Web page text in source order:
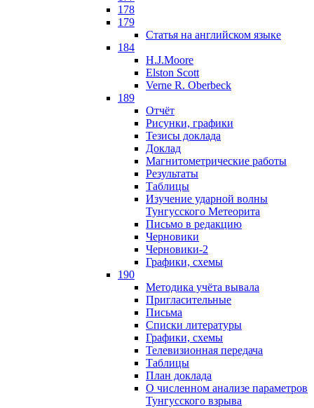
178
179
Статья на английском языке
184
H.J.Moore
Elston Scott
Verne R. Oberbeck
189
Отчёт
Рисунки, графики
Тезисы доклада
Доклад
Магнитометрические работы
Результаты
Таблицы
Изучение ударной волны
Тунгусского Метеорита
Письмо в редакцию
Черновики
Черновики-2
Графики, схемы
190
Методика учёта вывала
Пригласительные
Письма
Списки литературы
Графики, схемы
Телевизионная передача
Таблицы
План доклада
О численном анализе параметров
Тунгусского взрыва